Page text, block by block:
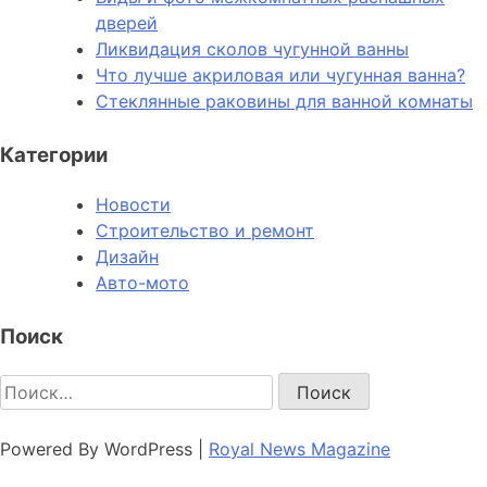
дверей
Ликвидация сколов чугунной ванны
Что лучше акриловая или чугунная ванна?
Стеклянные раковины для ванной комнаты
Категории
Новости
Строительство и ремонт
Дизайн
Авто-мото
Поиск
Найти:
Powered By WordPress | Royal News Magazine